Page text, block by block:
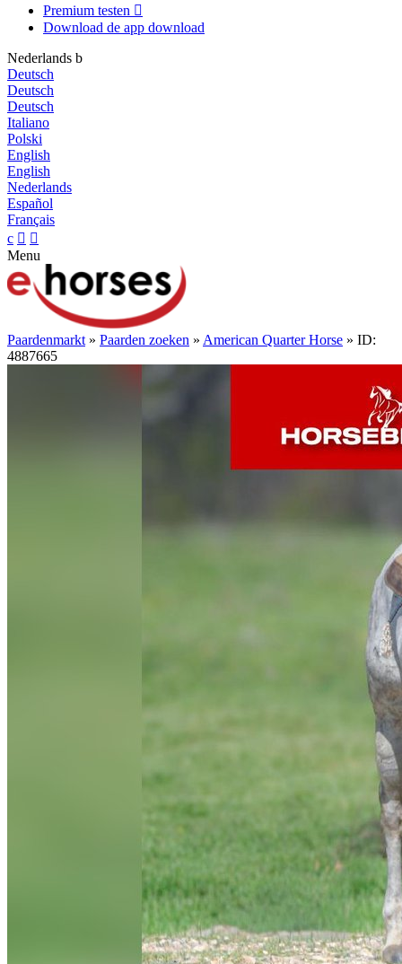
Premium testen 
Download de app download
Nederlands b
Deutsch
Deutsch
Deutsch
Italiano
Polski
English
English
Nederlands
Español
Français
c  
Menu
Paardenmarkt » Paarden zoeken » American Quarter Horse » ID:
4887665